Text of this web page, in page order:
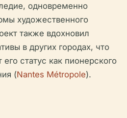
одновременно
художественного
также вдохновил
в других городах, что
статус как пионерского
(Nantes Métropole).